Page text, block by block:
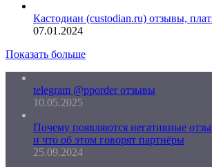
Кастодиан (custodian.ru) отзывы,
07.01.2024
Показать больше
telegram @pporder отзывы
10.05.2025
Почему появляются негативные
и что об этом говорят партнёры
25.09.2024